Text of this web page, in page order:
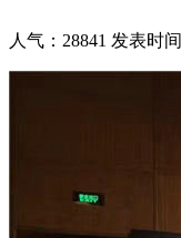
人气：28841 发表时